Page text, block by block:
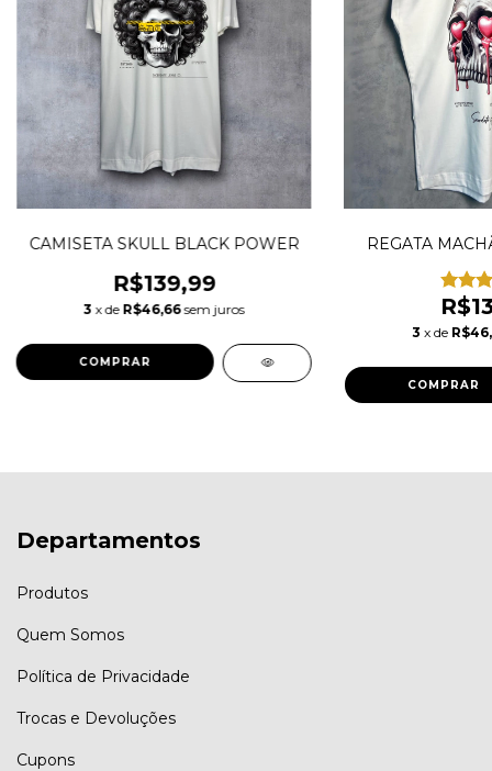
CAMISETA SKULL BLACK POWER
R$139,99
3 x de R$46,66 sem juros
COMPRAR
REGATA
3 x de
COMPRAR
Departamentos
Produtos
Quem Somos
Política de Privacidade
Trocas e Devoluções
Cupons